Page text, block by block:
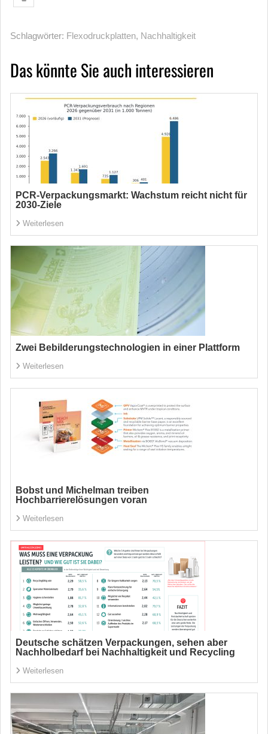
Schlagwörter: Flexodruckplatten, Nachhaltigkeit
Das könnte Sie auch interessieren
PCR-Verpackungsmarkt: Wachstum reicht nicht für
2030-Ziele
Weiterlesen
Zwei Bebilderungstechnologien in einer Plattform
Weiterlesen
Bobst und Michelman treiben
Hochbarrierelösungen voran
Weiterlesen
Deutsche schätzen Verpackungen, sehen aber
Nachholbedarf bei Nachhaltigkeit und Recycling
Weiterlesen